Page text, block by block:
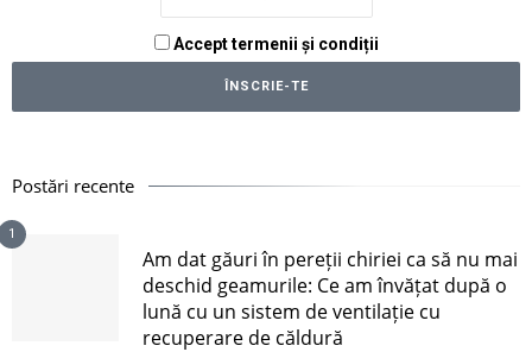
Accept termenii și condiții
Postări recente
1
Am dat găuri în pereții chiriei ca să nu mai
deschid geamurile: Ce am învățat după o
lună cu un sistem de ventilație cu
recuperare de căldură